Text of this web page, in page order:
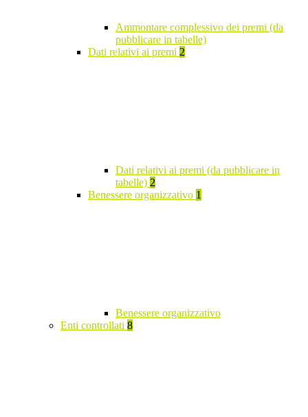
Ammontare complessivo dei premi (da
pubblicare in tabelle)
Dati relativi ai premi 2
Dati relativi ai premi (da pubblicare in
tabelle) 2
Benessere organizzativo 1
Benessere organizzativo
Enti controllati 8